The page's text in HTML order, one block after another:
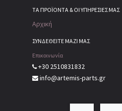
ΤΑ ΠΡΟΪΌΝΤΑ & ΟΙ ΥΠΗΡΕΣΊΕΣ ΜΑΣ
Αρχική
ΣΥΝΔΕΘΕΙΤΕ ΜΑΖΙ ΜΑΣ
Επικοινωνία
+30 2510831832
info@artemis-parts.gr